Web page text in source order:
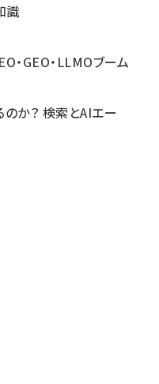
識
・GEO・LLMOブーム
か？ 検索とAIエー